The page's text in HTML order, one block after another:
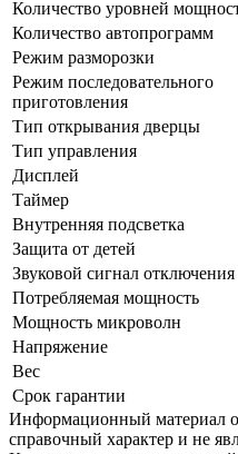
Количество уровней
Количество автопрограмм
Режим разморозки
Режим последовательного
приготовления
Тип открывания дверцы
Тип управления
Дисплей
Таймер
Внутренняя подсветка
Защита от детей
Звуковой сигнал отключения
Потребляемая мощность
Мощность микроволн
Напряжение
Вес
Срок гарантии
Информационный материал о
справочный характер и не